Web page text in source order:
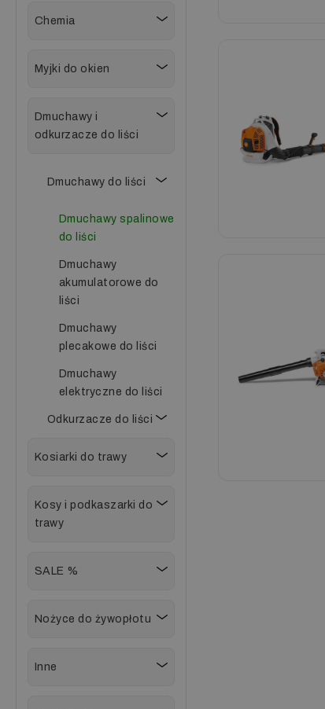
Chemia
Myjki do okien
Dmuchawy i
odkurzacze do liści
Dmuchawy do liści
Dmuchawy spalinowe
do liści
Dmuchawy
akumulatorowe do
liści
Dmuchawy
plecakowe do liści
Dmuchawy
elektryczne do liści
Odkurzacze do liści
Kosiarki do trawy
Kosy i podkaszarki do
trawy
SALE %
Nożyce do żywopłotu
Inne